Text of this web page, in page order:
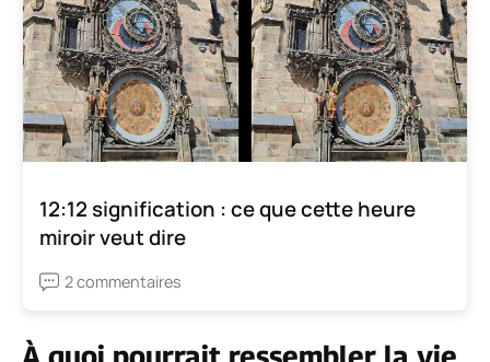
12:12 signification : ce que cette heure
miroir veut dire
2 commentaires